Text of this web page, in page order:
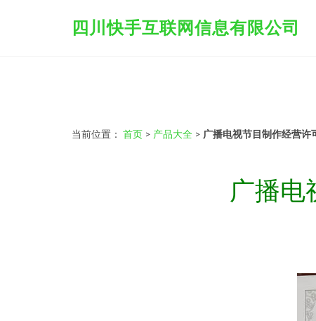
四川快手互联网信息有限公司
当前位置： 首页 > 产品大全 > 广播电视节目制作经营许
广播电